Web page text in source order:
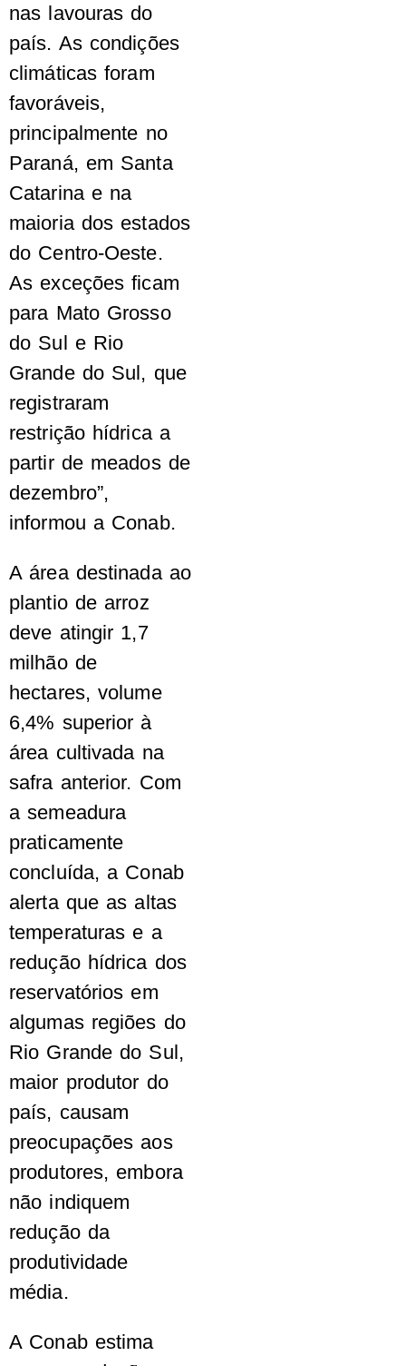
nas lavouras do
país. As condições
climáticas foram
favoráveis,
principalmente no
Paraná, em Santa
Catarina e na
maioria dos estados
do Centro-Oeste.
As exceções ficam
para Mato Grosso
do Sul e Rio
Grande do Sul, que
registraram
restrição hídrica a
partir de meados de
dezembro”,
informou a Conab.
A área destinada ao
plantio de arroz
deve atingir 1,7
milhão de
hectares, volume
6,4% superior à
área cultivada na
safra anterior. Com
a semeadura
praticamente
concluída, a Conab
alerta que as altas
temperaturas e a
redução hídrica dos
reservatórios em
algumas regiões do
Rio Grande do Sul,
maior produtor do
país, causam
preocupações aos
produtores, embora
não indiquem
redução da
produtividade
média.
A Conab estima